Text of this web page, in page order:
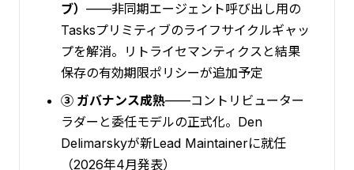
ブ） ——非同期エージェント呼び出し用の
Tasksプリミティブのライフサイクルギャッ
プを解消。リトライセマンティクスと結果
保存の有効期限ポリシーが追加予定
③ ガバナンス成熟——コントリビューター
ラダーと委任モデルの正式化。Den
Delimarskyが新Lead Maintainerに就任
（2026年4月発表）